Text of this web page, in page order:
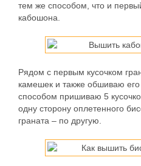
тем же способом, что и
кабошона.
Рядом с первым кусочком
камешек и также обшиваю
способом пришиваю 5
одну сторону оплетенного
граната – по другую.